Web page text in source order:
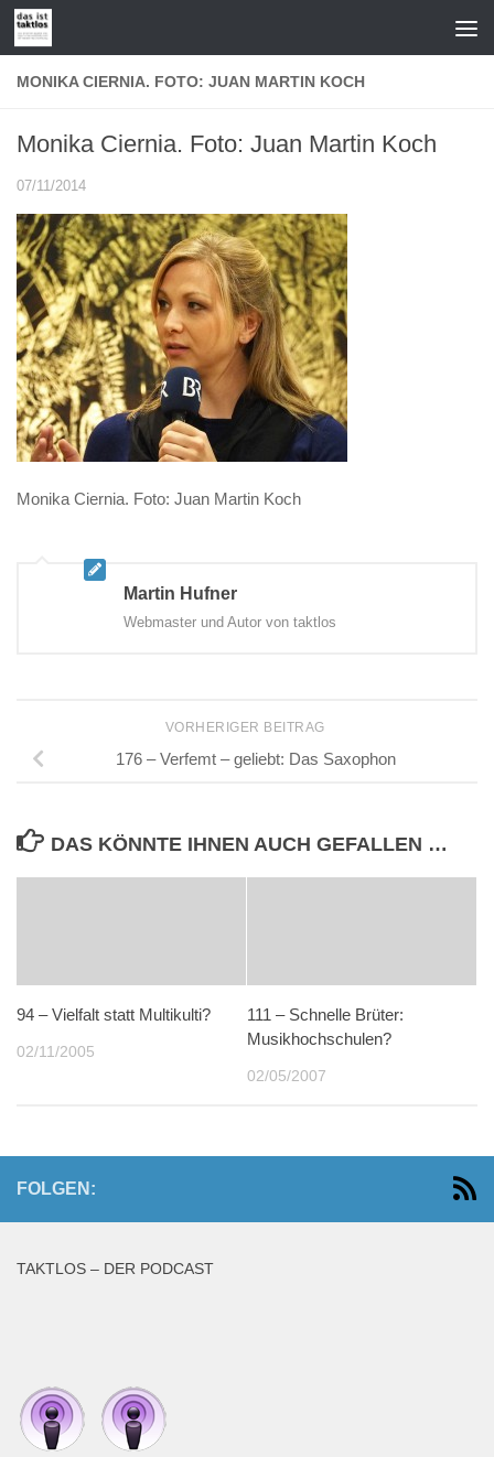
Zum Inhalt springen
MONIKA CIERNIA. FOTO: JUAN MARTIN KOCH
Monika Ciernia. Foto: Juan Martin Koch
07/11/2014
Monika Ciernia. Foto: Juan Martin Koch
Martin Hufner
Webmaster und Autor von taktlos
VORHERIGER BEITRAG
176 – Verfemt – geliebt: Das Saxophon
DAS KÖNNTE IHNEN AUCH GEFALLEN …
94 – Vielfalt statt Multikulti?
02/11/2005
111 – Schnelle Brüter:
Musikhochschulen?
02/05/2007
FOLGEN:
TAKTLOS – DER PODCAST